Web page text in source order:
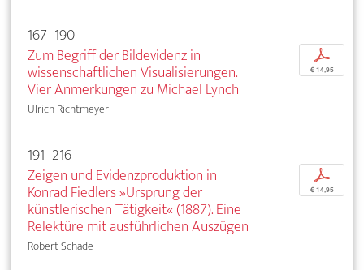
167–190
Zum Begriff der Bildevidenz in
wissenschaftlichen Visualisierungen.
Vier Anmerkungen zu Michael Lynch
Ulrich Richtmeyer
p
€ 14,95
191–216
Zeigen und Evidenzproduktion in
Konrad Fiedlers »Ursprung der
künstlerischen Tätigkeit« (1887). Eine
Relektüre mit ausführlichen Auszügen
Robert Schade
p
€ 14,95